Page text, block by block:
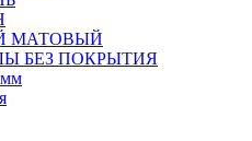
МАТОВЫЙ
БЕЗ ПОКРЫТИЯ